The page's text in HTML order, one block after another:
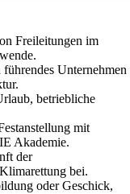
Freileitungen im
Unternehmen
betriebliche
mit
Akademie.
der
bei.
oder Geschick,